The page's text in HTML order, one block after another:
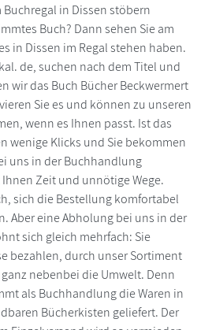
in Dissen stöbern
Buch? Dann sehen Sie am
in Dissen im Regal stehen haben.
de, suchen nach dem Titel und
wir das Buch Bücher Beckwermert
Sie es und können zu unseren
wenn es Ihnen passt. Ist das
wenige Klicks und Sie bekommen
uns in der Buchhandlung
Zeit und unnötige Wege.
sich die Bestellung komfortabel
Aber eine Abholung bei uns in der
sich gleich mehrfach: Sie
bezahlen, durch unser Sortiment
nebenbei die Umwelt. Denn
als Buchhandlung die Waren in
Bücherkisten geliefert. Der